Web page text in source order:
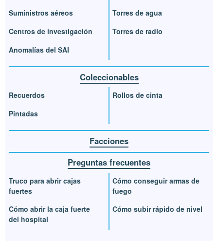
Suministros aéreos
Centros de investigación
Anomalías del SAI
Torres de agua
Torres de radio
Coleccionables
Recuerdos
Pintadas
Rollos de cinta
Facciones
Preguntas frecuentes
Truco para abrir cajas
fuertes
Cómo abrir la caja fuerte
del hospital
Cómo conseguir armas de
fuego
Cómo subir rápido de nivel